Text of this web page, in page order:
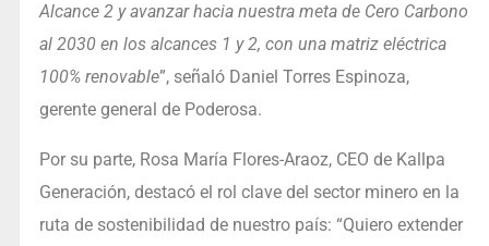
Alcance 2 y avanzar hacia nuestra meta de Cero Carbono
al 2030 en los alcances 1 y 2, con una matriz eléctrica
100% renovable”, señaló Daniel Torres Espinoza,
gerente general de Poderosa.
Por su parte, Rosa María Flores-Araoz, CEO de Kallpa
Generación, destacó el rol clave del sector minero en la
ruta de sostenibilidad de nuestro país: “Quiero extender